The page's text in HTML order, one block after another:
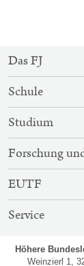
SITEMAP-
Das FJ
Schule
Studium
Forschung
EUTF
Service
Höhere
Weinzierl 1,